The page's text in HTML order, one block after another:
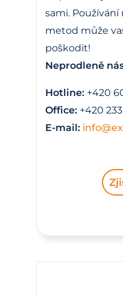
sami.
metod může
poškodit!
Neprodleně
Hotline: +420
Office: +420
E-mail: